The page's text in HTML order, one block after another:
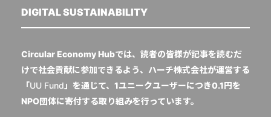
DIGITAL SUSTAINABILITY
Circular Economy Hubでは、読者の皆様が記事を読むだ
けで社会貢献に参加できるよう、ハーチ株式会社が運営する
「UU Fund 」を通じて、1ユニークユーザーにつき0.1円を
NPO団体に寄付する取り組みを行っています。